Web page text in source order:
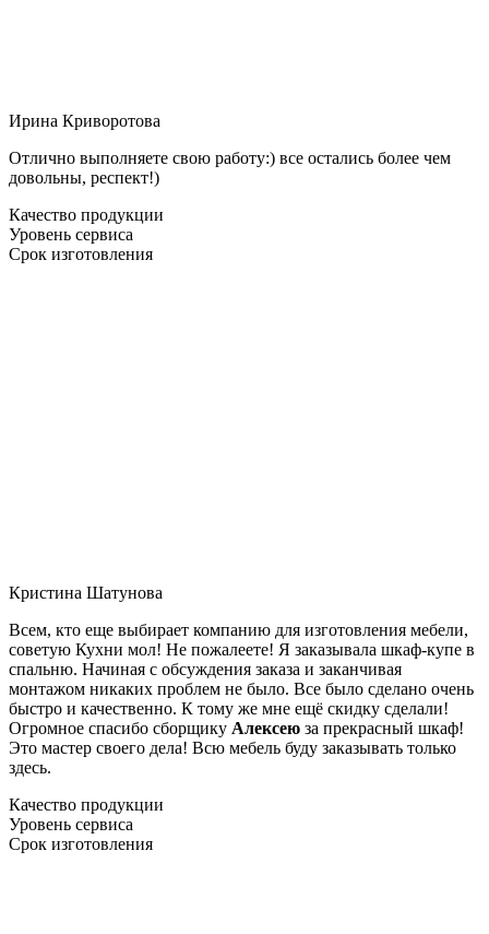
Ирина Криворотова
Отлично выполняете свою работу:) все остались более чем
довольны, респект!)
Качество продукции
Уровень сервиса
Срок изготовления
Кристина Шатунова
Всем, кто еще выбирает компанию для изготовления мебели,
советую Кухни мол! Не пожалеете! Я заказывала шкаф-купе в
спальню. Начиная с обсуждения заказа и заканчивая
монтажом никаких проблем не было. Все было сделано очень
быстро и качественно. К тому же мне ещё скидку сделали!
Огромное спасибо сборщику Алексею за прекрасный шкаф!
Это мастер своего дела! Всю мебель буду заказывать только
здесь.
Качество продукции
Уровень сервиса
Срок изготовления